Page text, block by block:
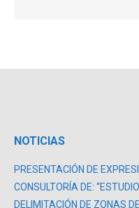
NOTICIAS
PRESENTACIÓN DE
CONSULTORÍA DE:
DELIMITACIÓN DE ZONAS